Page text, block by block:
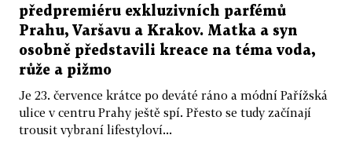
předpremiéru exkluzivních parfémů
Prahu, Varšavu a Krakov. Matka a syn
osobně představili kreace na téma voda,
růže a pižmo
Je 23. července krátce po deváté ráno a módní Pařížská
ulice v centru Prahy ještě spí. Přesto se tudy začínají
trousit vybraní lifestyloví...